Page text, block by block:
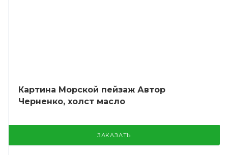
Картина Морской пейзаж Автор
Черненко, холст масло
ЗАКАЗАТЬ